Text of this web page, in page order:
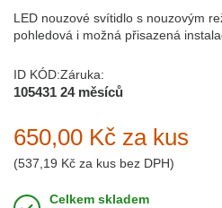
LED nouzové svítidlo s nouzovým
pohledová i možná přisazená
ID KÓD:
105431
Záruka:
24 měsíců
650,00 Kč za kus
(537,19 Kč za kus bez DPH)
Celkem skladem